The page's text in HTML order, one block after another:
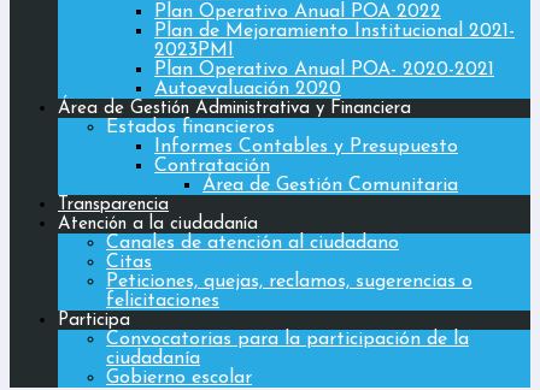
Plan Operativo Anual POA 2022
Plan de Mejoramiento Institucional 2021-
2023PMI
Plan Operativo Anual POA- 2020-2021
Autoevaluación 2020
Área de Gestión Administrativa y Financiera
Estados financieros
Informes Contables y Presupuesto
Contratación
Área de Gestión Comunitaria
Transparencia
Atención a la ciudadanía
Canales de atención al ciudadano
Citas
Peticiones, quejas, reclamos, sugerencias o
felicitaciones
Participa
Convocatorias para la participación de la
ciudadanía
Gobierno escolar